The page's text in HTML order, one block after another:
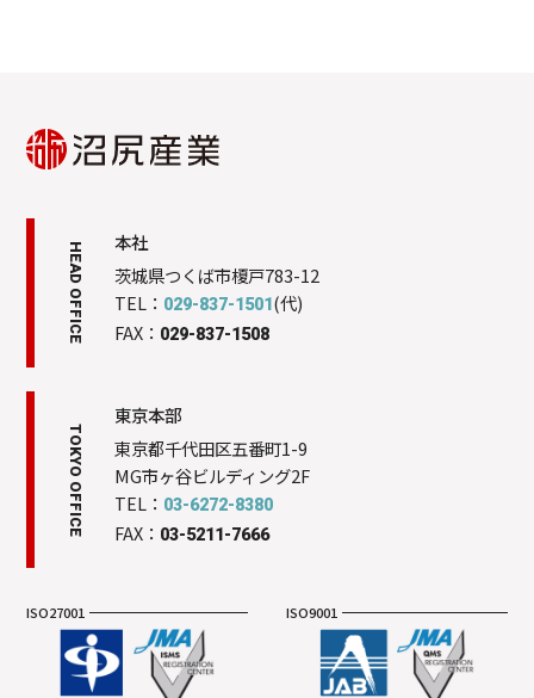
HEAD OFFICE
本社
茨城県つくば市榎戸783-12
TEL： 029-837-1501(代)
FAX： 029-837-1508
TOKYO OFFICE
東京本部
東京都千代田区五番町1-9
MG市ヶ谷ビルディング2F
TEL： 03-6272-8380
FAX： 03-5211-7666
ISO27001 ISO9001